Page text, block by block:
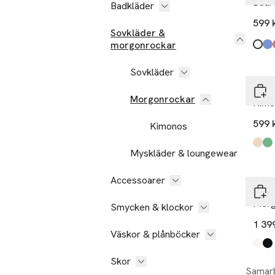
Badkläder
Sovkläder &
morgonrockar
Sovkläder
Morgonrockar
Kimonos
Myskläder & loungewear
Accessoarer
Smycken & klockor
Väskor & plånböcker
Skor
599
Lt
599
Beige
1
New